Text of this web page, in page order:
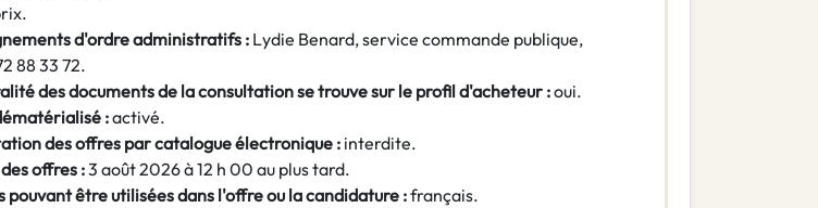
d'ordre administratifs : Lydie Benard, service commande publique,
88 33 72.
des documents de la consultation se trouve sur le profil d'acheteur :oui.
:activé.
des offres par catalogue électronique : interdite.
offres :3 août 2026 à 12 h 00 au plus tard.
pouvant être utilisées dans l'offre ou la candidature :français.